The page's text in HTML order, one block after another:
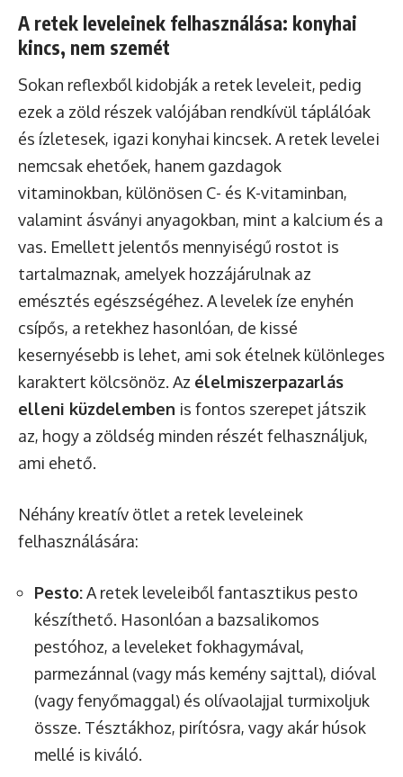
A retek leveleinek felhasználása: konyhai
kincs, nem szemét
Sokan reflexből kidobják a retek leveleit, pedig
ezek a zöld részek valójában rendkívül táplálóak
és ízletesek, igazi konyhai kincsek. A retek levelei
nemcsak ehetőek, hanem gazdagok
vitaminokban, különösen C- és K-vitaminban,
valamint ásványi anyagokban, mint a kalcium és a
vas. Emellett jelentős mennyiségű rostot is
tartalmaznak, amelyek hozzájárulnak az
emésztés egészségéhez. A levelek íze enyhén
csípős, a retekhez hasonlóan, de kissé
kesernyésebb is lehet, ami sok ételnek különleges
karaktert kölcsönöz. Az élelmiszerpazarlás
elleni küzdelemben is fontos szerepet játszik
az, hogy a zöldség minden részét felhasználjuk,
ami ehető.
Néhány kreatív ötlet a retek leveleinek
felhasználására:
Pesto:A retek leveleiből fantasztikus pesto
készíthető. Hasonlóan a bazsalikomos
pestóhoz, a leveleket fokhagymával,
parmezánnal (vagy más kemény sajttal), dióval
(vagy fenyőmaggal) és olívaolajjal turmixoljuk
össze. Tésztákhoz, pirítósra, vagy akár húsok
mellé is kiváló.